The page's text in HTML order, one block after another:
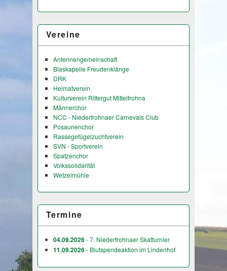
Vereine
Antennengemeinschaft
Blaskapelle Freudenklänge
DRK
Heimatverein
Kulturverein Rittergut Mittelfrohna
Männerchor
NCC - Niederfrohnaer Carnevals Club
Posaunenchor
Rassegefügelzuchtverein
SVN - Sportverein
Spatzenchor
Volkssolidarität
Wetzelmühle
Termine
04.09.2026- 7. Niederfrohnaer Skatturnier
11.09.2026- Blutspendeaktion im Lindenhof